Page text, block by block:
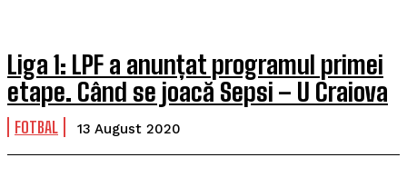
Liga 1: LPF a anunțat programul primei
etape. Când se joacă Sepsi – U Craiova
FOTBAL 13 August 2020